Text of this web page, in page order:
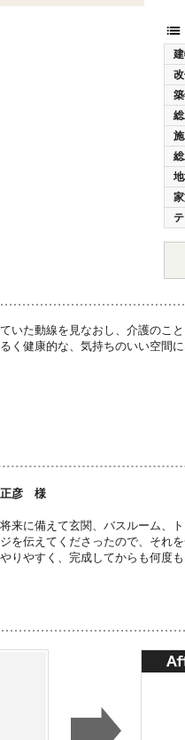
いた動線を見なおし、介護のこ
く健康的な、気持ちのいい空間
彦 様
来に備えて玄関、バスルーム、
を伝えてくださったので、それ
りやすく、完成してからも何度